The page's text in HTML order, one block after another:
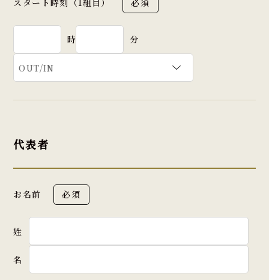
スタート時刻（1組目） 必須
時 分
代表者
お名前 必須
姓
名